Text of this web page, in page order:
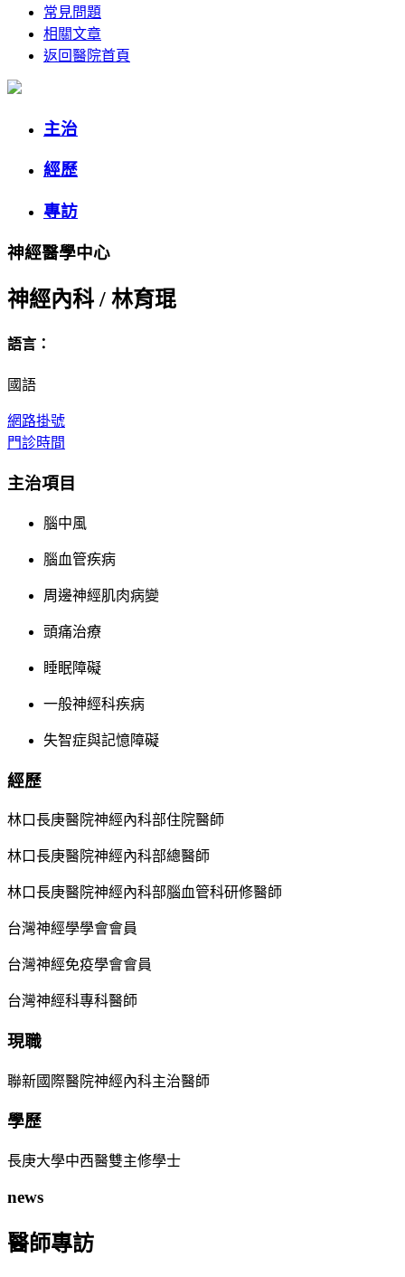
常見問題
相關文章
返回醫院首頁
主治
經歷
專訪
神經醫學中心
神經內科 / 林育琨
語言：
國語
網路掛號
門診時間
主治項目
腦中風
腦血管疾病
周邊神經肌肉病變
頭痛治療
睡眠障礙
一般神經科疾病
失智症與記憶障礙
經歷
林口長庚醫院神經內科部住院醫師
林口長庚醫院神經內科部總醫師
林口長庚醫院神經內科部腦血管科研修醫師
台灣神經學學會會員
台灣神經免疫學會會員
台灣神經科專科醫師
現職
聯新國際醫院神經內科主治醫師
學歷
長庚大學中西醫雙主修學士
news
醫師專訪